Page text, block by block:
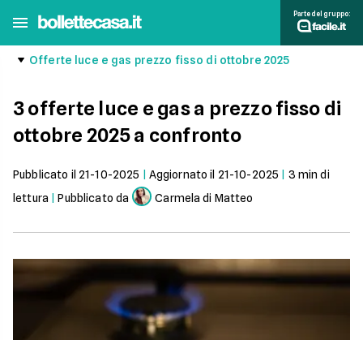
Parte del gruppo:
Offerte luce e gas prezzo fisso di ottobre 2025
3 offerte luce e gas a prezzo fisso di
ottobre 2025 a confronto
Pubblicato il 21-10-2025 Aggiornato il 21-10-2025 3 min di
lettura |Pubblicato da Carmela di Matteo